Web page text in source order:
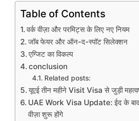
Table of Contents
वर्क वीज़ा और परमिट्स के लिए नए नियम
जॉब फेयर और ऑन-द-स्पॉट सिलेक्शन
एग्जिट का विकल्प
conclusion
Related posts:
यूएई तीन महीने Visit Visa से जुड़ी
UAE Work Visa Update: ईद के बाद
वीज़ा शुरू होंगे